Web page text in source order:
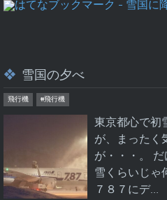
雪国の夕べ
飛行機 #飛行機
東京都心で初
が、まったく
が・・・。
雪くらいじゃ
７８７にデ…